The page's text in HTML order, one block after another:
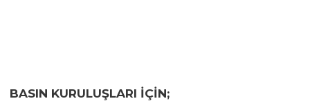
BASIN KURULUŞLARI IÇIN;